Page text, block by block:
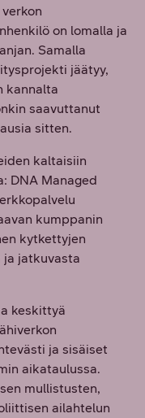
on lomalla ja
Samalla
jäätyy,
kannalta
saavuttanut
sitten.
kaltaisiin
DNA Managed
kumppanin
kytkettyjen
ja jatkuvasta
keskittyä
ja sisäiset
aikataulussa.
mullistusten,
ailahtelun